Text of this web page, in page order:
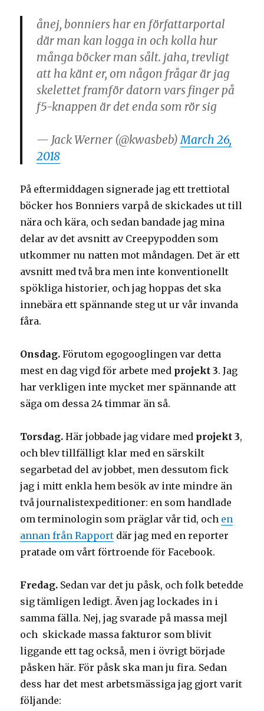
ånej, bonniers har en författarportal
där man kan logga in och kolla hur
många böcker man sålt. jaha, trevligt
att ha känt er, om någon frågar är jag
skelettet framför datorn vars finger på
f5-knappen är det enda som rör sig
— Jack Werner (@kwasbeb)March 26,
2018
På eftermiddagen signerade jag ett trettiotal
böcker hos Bonniers varpå de skickades ut till
nära och kära, och sedan bandade jag mina
delar av det avsnitt av Creepypodden som
utkommer nu natten mot måndagen. Det är ett
avsnitt med två bra men inte konventionellt
spökliga historier, och jag hoppas det ska
innebära ett spännande steg ut ur vår invanda
fåra.
Onsdag.Förutom egogooglingen var detta
mest en dag vigd för arbete med projekt 3. Jag
har verkligen inte mycket mer spännande att
säga om dessa 24 timmar än så.
Torsdag.Här jobbade jag vidare med projekt 3,
och blev tillfälligt klar med en särskilt
segarbetad del av jobbet, men dessutom fick
jag i mitt enkla hem besök av inte mindre än
två journalistexpeditioner: en som handlade
om terminologin som präglar vår tid, och en
annan från Rapport där jag med en reporter
pratade om vårt förtroende för Facebook.
Fredag. Sedan var det ju påsk, och folk betedde
sig tämligen ledigt. Även jag lockades in i
samma fälla. Nej, jag svarade på massa mejl
och skickade massa fakturor som blivit
liggande ett tag också, men i övrigt började
påsken här. För påsk ska man ju fira. Sedan
dess har det mest arbetsmässiga jag gjort varit
följande: